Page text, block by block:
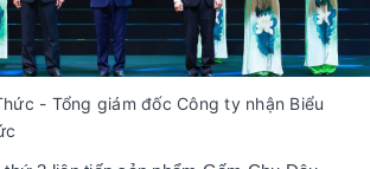
- Tổng giám đốc Công ty nhận Biểu